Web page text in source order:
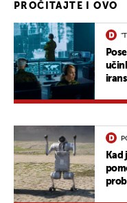
PROČITAJTE I OVO
Kad